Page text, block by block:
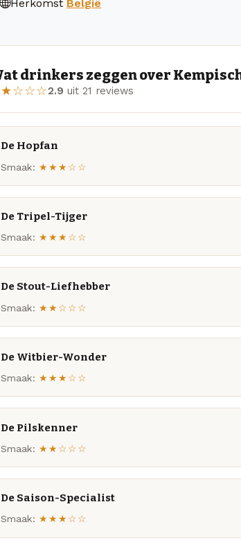
Herkomst België
drinkers zeggen over
2.9 uit 21 reviews
De Hopfan
Smaak: ★★★☆☆
De Tripel-Tijger
Smaak: ★★★☆☆
De Stout-Liefhebber
Smaak: ★★☆☆☆
De Witbier-Wonder
Smaak: ★★★☆☆
De Pilskenner
Smaak: ★★☆☆☆
De Saison-Specialist
Smaak: ★★★☆☆